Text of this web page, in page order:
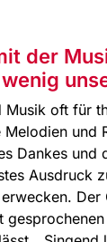
der
Musik oft für
und
Dankes und
Ausdruck
Der